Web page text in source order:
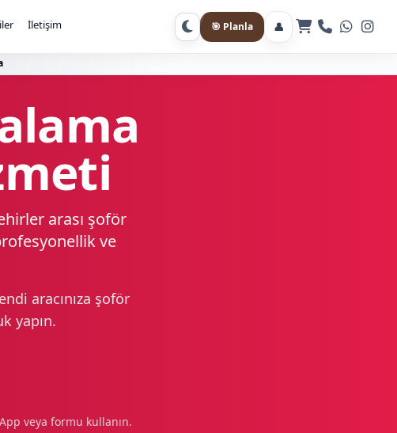
İletişim Gece moduna geç
🎯 Planla 👤
arası şoför
ve
aracınıza şoför
yapın.
veya formu kullanın.